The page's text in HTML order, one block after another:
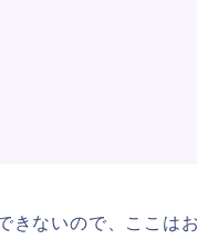
きないので、ここは